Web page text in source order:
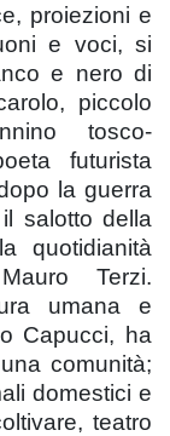
proiezioni e
e voci, si
e nero di
piccolo
tosco-
futurista
la guerra
salotto della
quotidianità
Terzi.
umana e
Capucci, ha
comunità;
domestici e
teatro